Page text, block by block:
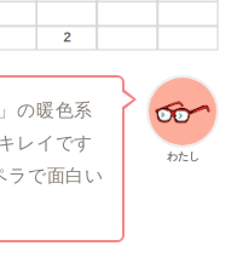
わたし
の暖色系
レイです
ラで面白い